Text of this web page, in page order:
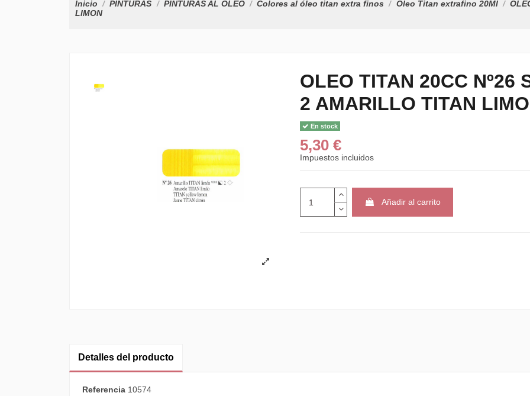
Inicio PINTURAS PINTURAS AL OLEO Colores al óleo titan extra finos Oleo Titan extrafino 20Ml
LIMON
OLEO TITAN 20CC Nº26
2 AMARILLO TITAN
En stock
5,30 €
Impuestos incluidos
Añadir al carrito
Detalles del producto
Referencia 10574